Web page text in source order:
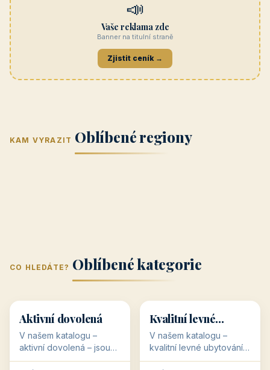
📣
Vaše reklama zde
Banner na titulní straně
Zjistit ceník →
KAM VYRAZIT Oblíbené regiony
(Jihomoravský
kraj)
kraj)
Zlínský kraj Žilinský
Karlovarský
Střední Čechy
(Středočeský
CO HLEDÁTE? Oblíbené kategorie
🥾 36 objektů
Aktivní dovolená
V našem katalogu –
aktivní dovolená – jsou
pro Vás připraveny
💰
💰
34 objektů
Kvalitní levné
ubytování
V našem katalogu –
kvalitní levné ubytování –
jsou pro Vás připraveny